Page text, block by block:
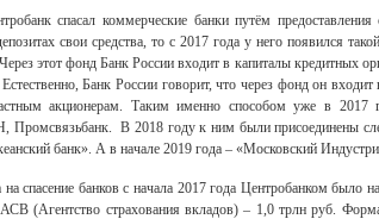
спасал коммерческие банки путём
свои средства, то с 2017 года у него появился
этот фонд Банк России входит в капиталы кредитных
Естественно, Банк России говорит, что через фонд он
акционерам. Таким именно способом уже в 2017
Промсвязьбанк. В 2018 году к ним были присоединены
банк». А в начале 2019 года – «Московский
спасение банков с начала 2017 года Центробанком
(Агентство страхования вкладов) – 1,0 трлн руб.